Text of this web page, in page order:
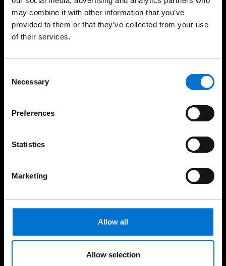
may combine it with other information that you’ve
provided to them or that they’ve collected from your use
of their services.
Selection
Necessary
Preferences
Statistics
Marketing
Allow all
Allow selection
Experiencia consolidada y
demostrable en el tiempo
190 industriales de la Red
Aluminier TECHNAL cerca
medio ambiente
Nuestras soluciones
Ventanas y balconeras
Puertas